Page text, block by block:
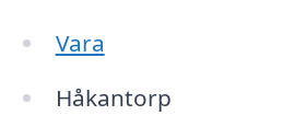
Vara
Håkantorp